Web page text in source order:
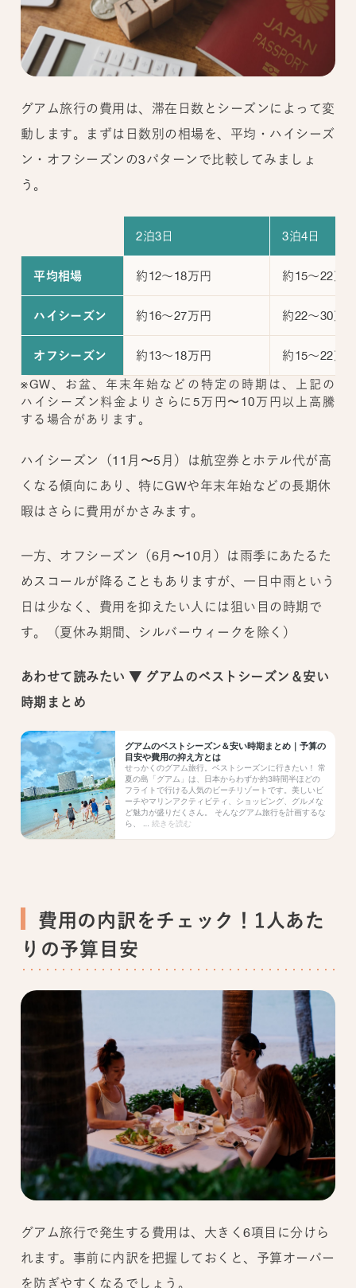
グアム旅行の費用は、滞在日数とシーズンによって変
動します。まずは日数別の相場を、平均・ハイシーズ
ン・オフシーズンの3パターンで比較してみましょ
う。
2泊3日 3泊4日
平均相場 約12～18万円 約15～22万
ハイシーズン 約16～27万円 約22～30万
オフシーズン 約13～18万円 約15～22万
※GW、お盆、年末年始などの特定の時期は、上記の
ハイシーズン料金よりさらに5万円〜10万円以上高騰
する場合があります。
ハイシーズン（11月〜5月）は航空券とホテル代が高
くなる傾向にあり、特にGWや年末年始などの長期休
暇はさらに費用がかさみます。
一方、オフシーズン（6月〜10月）は雨季にあたるた
めスコールが降ることもありますが、一日中雨という
日は少なく、費用を抑えたい人には狙い目の時期で
す。（夏休み期間、シルバーウィークを除く）
あわせて読みたい ▼ グアムのベストシーズン＆安い
時期まとめ
費用の内訳をチェック！1人あた
りの予算目安
グアム旅行で発生する費用は、大きく6項目に分けら
れます。事前に内訳を把握しておくと、予算オーバー
を防ぎやすくなるでしょう。